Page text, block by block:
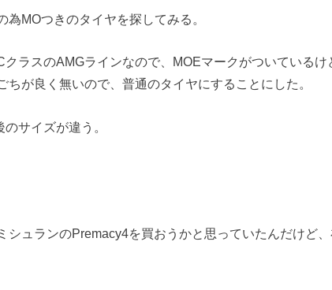
MOつきのタイヤを探してみる。
ラスのAMGラインなので、MOEマークがついているけ
ちが良く無いので、普通のタイヤにすることにした。
サイズが違う。
シュランのPremacy4を買おうかと思っていたんだけど